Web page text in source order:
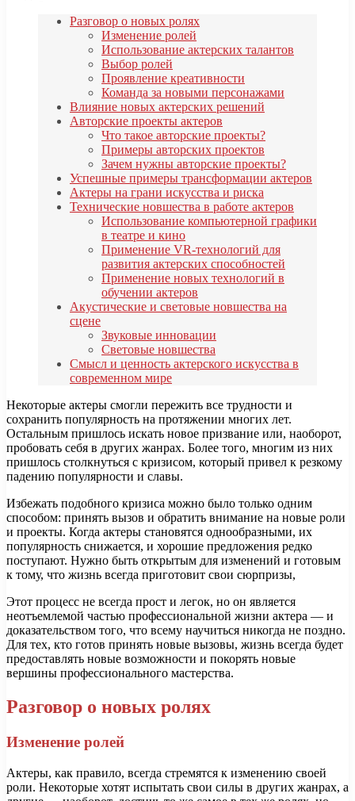
Разговор о новых ролях
Изменение ролей
Использование актерских талантов
Выбор ролей
Проявление креативности
Команда за новыми персонажами
Влияние новых актерских решений
Авторские проекты актеров
Что такое авторские проекты?
Примеры авторских проектов
Зачем нужны авторские проекты?
Успешные примеры трансформации актеров
Актеры на грани искусства и риска
Технические новшества в работе актеров
Использование компьютерной графики
в театре и кино
Применение VR-технологий для
развития актерских способностей
Применение новых технологий в
обучении актеров
Акустические и световые новшества на
сцене
Звуковые инновации
Световые новшества
Смысл и ценность актерского искусства в
современном мире
Некоторые актеры смогли пережить все трудности и
сохранить популярность на протяжении многих лет.
Остальным пришлось искать новое призвание или, наоборот,
пробовать себя в других жанрах. Более того, многим из них
пришлось столкнуться с кризисом, который привел к резкому
падению популярности и славы.
Избежать подобного кризиса можно было только одним
способом: принять вызов и обратить внимание на новые роли
и проекты. Когда актеры становятся однообразными, их
популярность снижается, и хорошие предложения редко
поступают. Нужно быть открытым для изменений и готовым
к тому, что жизнь всегда приготовит свои сюрпризы,
Этот процесс не всегда прост и легок, но он является
неотъемлемой частью профессиональной жизни актера — и
доказательством того, что всему научиться никогда не поздно.
Для тех, кто готов принять новые вызовы, жизнь всегда будет
предоставлять новые возможности и покорять новые
вершины профессионального мастерства.
Разговор о новых ролях
Изменение ролей
Актеры, как правило, всегда стремятся к изменению своей
роли. Некоторые хотят испытать свои силы в других жанрах, а